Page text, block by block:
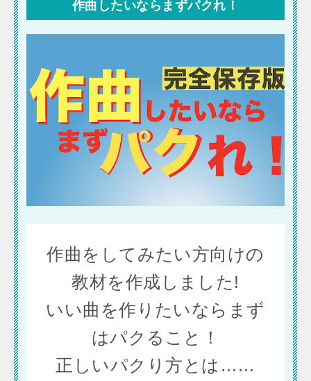
作曲したいならまずパクれ！
作曲をしてみたい方向けの
教材を作成しました!
いい曲を作りたいならまず
はパクること！
正しいパクり方とは……